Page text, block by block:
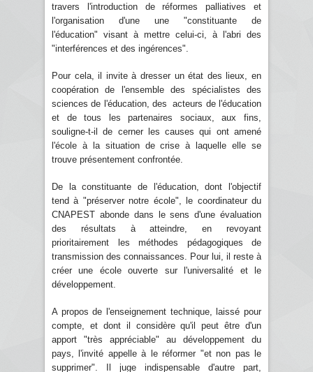
travers l'introduction de réformes palliatives et
l'organisation d'une une "constituante de
l'éducation" visant à mettre celui-ci, à l'abri des
"interférences et des ingérences".
Pour cela, il invite à dresser un état des lieux, en
coopération de l'ensemble des spécialistes des
sciences de l'éducation, des acteurs de l'éducation
et de tous les partenaires sociaux, aux fins,
souligne-t-il de cerner les causes qui ont amené
l'école à la situation de crise à laquelle elle se
trouve présentement confrontée.
De la constituante de l'éducation, dont l'objectif
tend à "préserver notre école", le coordinateur du
CNAPEST abonde dans le sens d'une évaluation
des résultats à atteindre, en revoyant
prioritairement les méthodes pédagogiques de
transmission des connaissances. Pour lui, il reste à
créer une école ouverte sur l'universalité et le
développement.
A propos de l'enseignement technique, laissé pour
compte, et dont il considère qu'il peut être d'un
apport "très appréciable" au développement du
pays, l'invité appelle à le réformer "et non pas le
supprimer". Il juge indispensable d'autre part,